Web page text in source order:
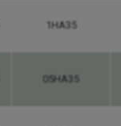
1HA35
05HA35